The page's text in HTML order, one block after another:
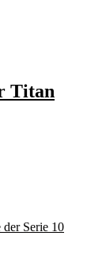
Titan